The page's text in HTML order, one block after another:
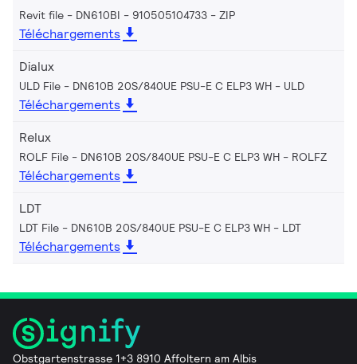
Revit file - DN610BI - 910505104733 ZIP
Téléchargements
Dialux
ULD File - DN610B 20S/840UE PSU-E C ELP3 WH ULD
Téléchargements
Relux
ROLF File - DN610B 20S/840UE PSU-E C ELP3 WH ROLFZ
Téléchargements
LDT
LDT File - DN610B 20S/840UE PSU-E C ELP3 WH LDT
Téléchargements
Obstgartenstrasse 1+3 8910 Affoltern am Albis